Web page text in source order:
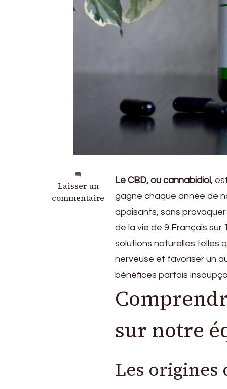
Laisser un
commentaire
sur
Les
Le CBD, ou cannabidiol,
gagne chaque année de
apaisants, sans
de la vie de 9 Français sur
solutions naturelles telles
nerveuse et favoriser un
bénéfices parfois
sur notre
Les origines